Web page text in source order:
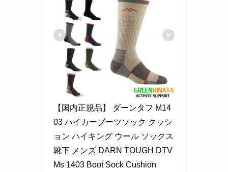
【国内正規品】 ダーンタフ M14
03 ハイカーブーツソック クッシ
ョン ハイキング ウール ソックス
靴下 メンズ DARN TOUGH DTV
Ms 1403 Boot Sock Cushion